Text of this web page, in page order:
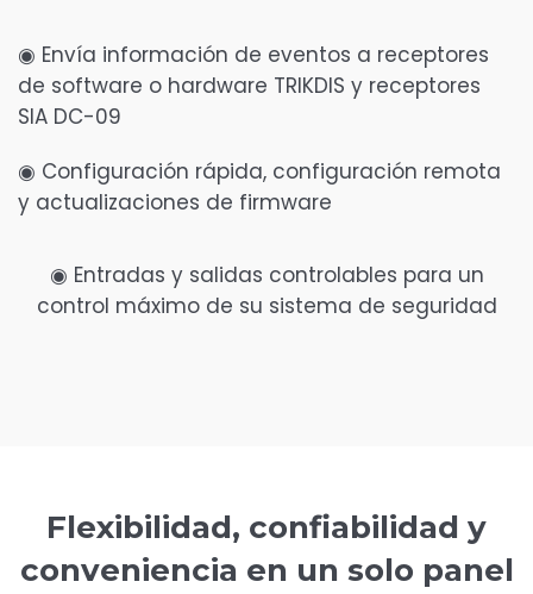
◉ Envía información de eventos a receptores
de software o hardware TRIKDIS y receptores
SIA DC-09
◉ Configuración rápida, configuración remota
y actualizaciones de firmware
◉ Entradas y salidas controlables para un
control máximo de su sistema de seguridad
Flexibilidad, confiabilidad y
conveniencia en un solo panel